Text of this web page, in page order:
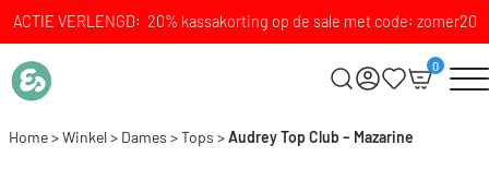
ACTIE VERLENGD: 20% kassakorting op de sale met code: zomer20
0
Home>Winkel> Dames >Tops >Audrey Top Club – Mazarine